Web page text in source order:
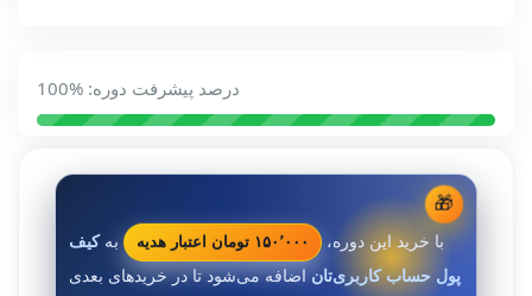
درصد پیشرفت دوره: %100
🎁
با خرید این دوره، ۱۵۰٬۰۰۰ تومان اعتبار هدیه بهکیف
پول حساب کاربری‌تاناضافه می‌شود تا در خریدهای بعدی